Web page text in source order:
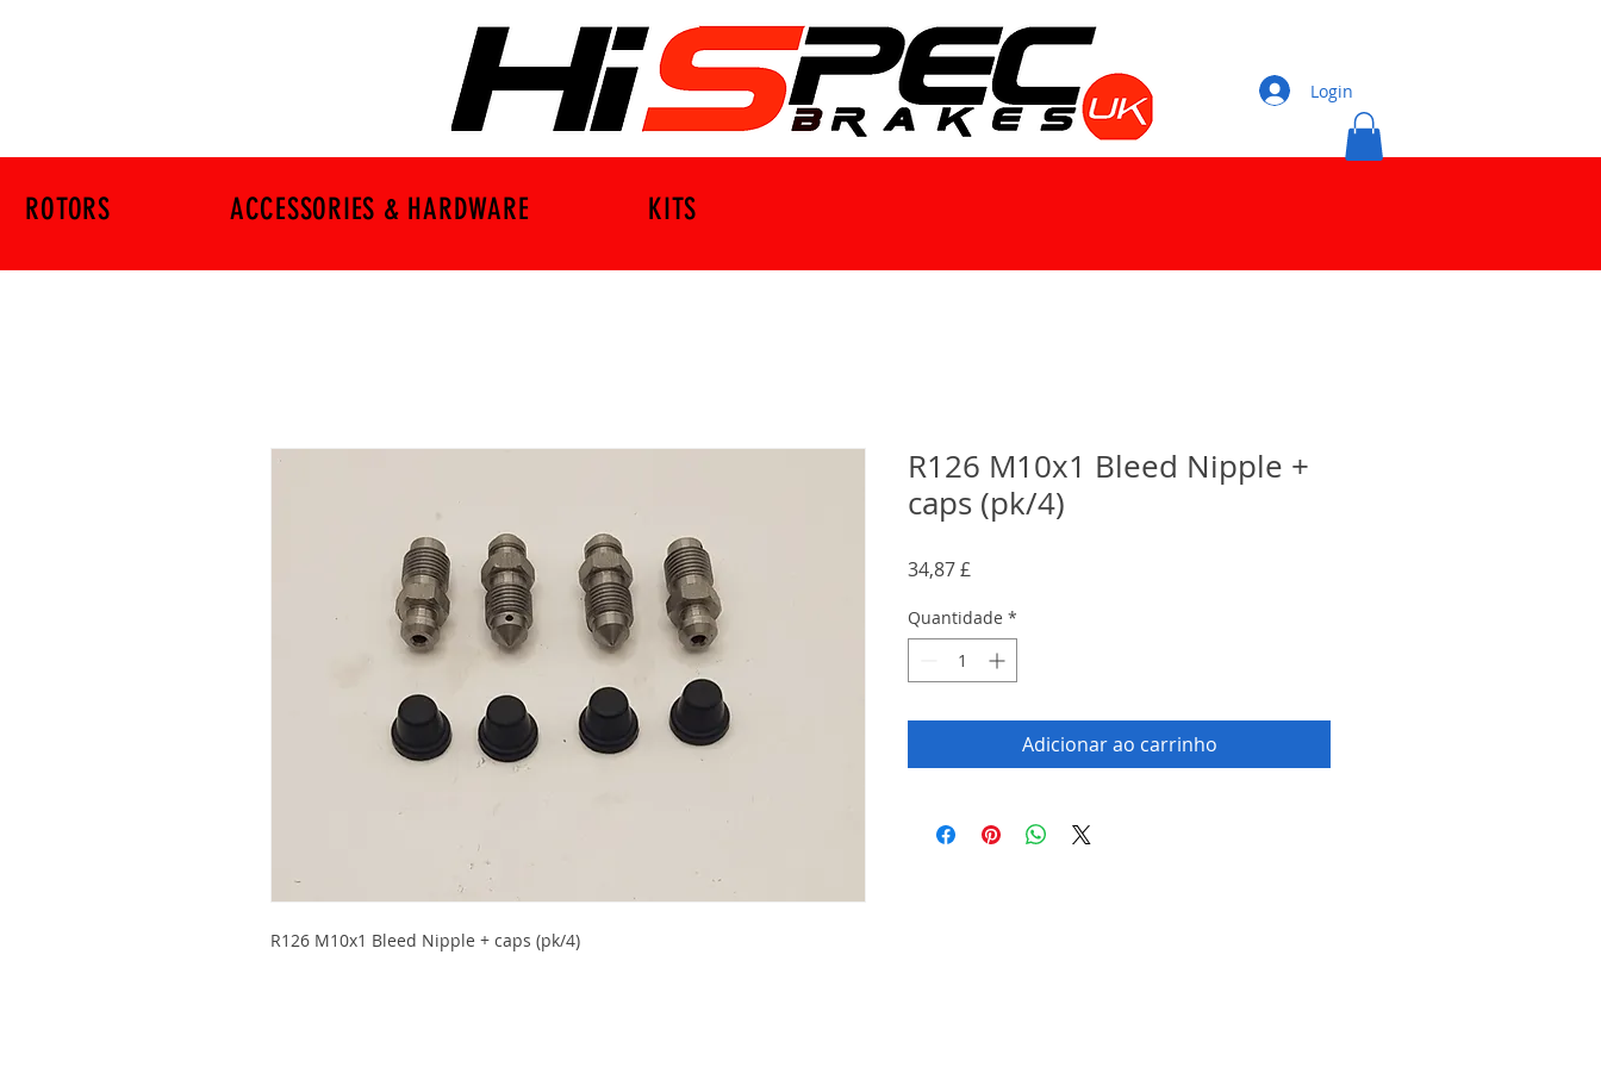
Login
ROTORS ACCESSORIES & HARDWARE KITS
R126 M10x1 Bleed Nipple + caps (pk/4)
R126 M10x1 Bleed Nipple +
caps (pk/4)
34,87 £
Quantidade *
Adicionar ao carrinho